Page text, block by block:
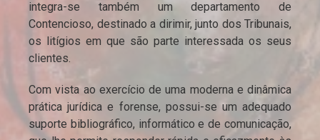
integra-se também um departamento de
Contencioso, destinado a dirimir, junto dos Tribunais,
os litígios em que são parte interessada os seus
clientes.
Com vista ao exercício de uma moderna e dinâmica
prática jurídica e forense, possui-se um adequado
suporte bibliográfico, informático e de comunicação,